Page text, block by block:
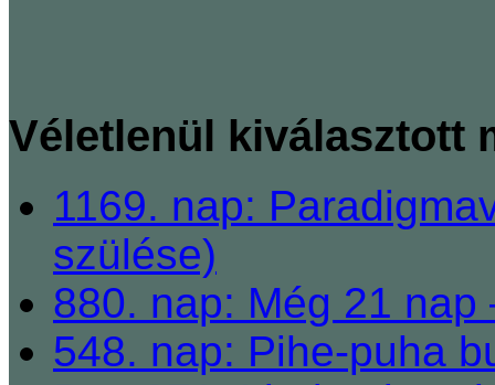
Véletlenül kiválasztott
1169. nap:
szülése)
880. nap: Még 21 nap
548. nap: Pihe-puha